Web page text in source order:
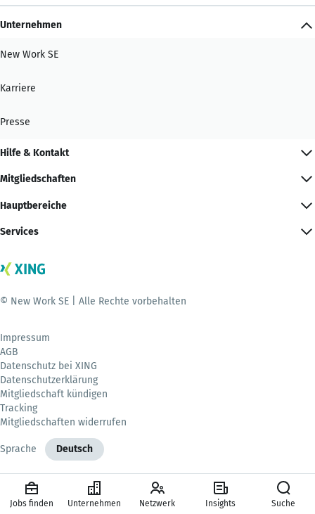
Unternehmen
New Work SE
Karriere
Presse
Hilfe & Kontakt
Mitgliedschaften
Hauptbereiche
Services
© New Work SE | Alle Rechte vorbehalten
Impressum
AGB
Datenschutz bei XING
Datenschutzerklärung
Mitgliedschaft kündigen
Tracking
Mitgliedschaften widerrufen
Sprache Deutsch
Jobs finden Unternehmen Netzwerk Insights Suche